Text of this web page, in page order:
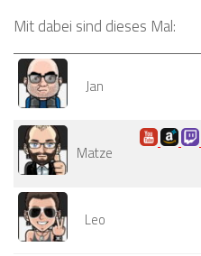
Mit dabei sind dieses Mal:
Jan
Matze
Leo